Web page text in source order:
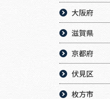
大阪府
滋賀県
京都府
伏見区
枚方市